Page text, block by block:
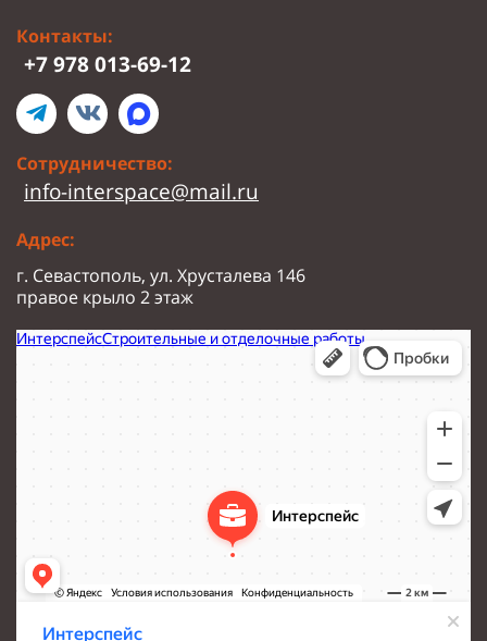
Контакты:
+7 978 013-69-12
Сотрудничество:
info-interspace@mail.ru
Адрес:
г. Севастополь, ул. Хрусталева 146
правое крыло 2 этаж